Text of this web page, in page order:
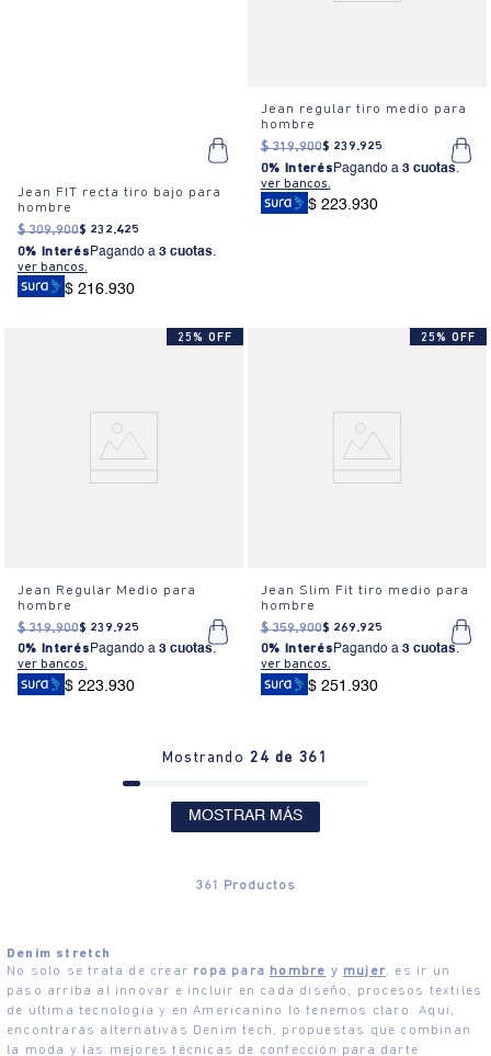
Jean FIT recta tiro bajo para
hombre
$ 309.900$ 232.425
0% Interés Pagando a 3 cuotas.
ver bancos.
$ 216.930
Jean regular tiro medio para
hombre
$ 319.900$ 239.925
0% Interés Pagando a 3 cuotas.
ver bancos.
$ 223.930
25% OFF
Jean Regular Medio para
hombre
$ 319.900$ 239.925
0% InterésPagando a 3 cuotas.
ver bancos.
$ 223.930
25% OFF
Jean Slim Fit tiro medio para
hombre
$ 359.900$ 269.925
0% InterésPagando a 3 cuotas.
ver bancos.
$ 251.930
Mostrando 24 de 361
MOSTRAR MÁS
361 Productos
Denim stretch
No solo se trata de crear ropa para hombre y mujer, es ir un
paso arriba al innovar e incluir en cada diseño, procesos textiles
de última tecnología y en Americanino lo tenemos claro. Aquí,
encontrarás alternativas Denim tech, propuestas que combinan
la moda y las mejores técnicas de confección para darte